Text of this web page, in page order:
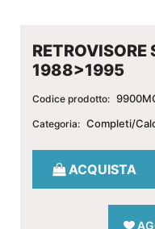
RETROVISORE
1988>1995
Codice prodotto:
Categoria: Completi/
Quantità
ACQUISTA